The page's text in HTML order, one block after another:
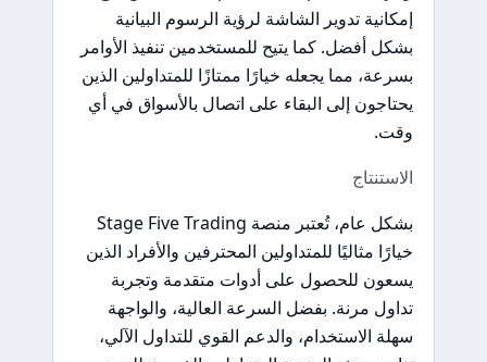
إمكانية تدوير الشاشة لرؤية الرسوم البيانية
بشكل أفضل. كما يتيح للمستخدمين تنفيذ الأوامر
بسرعة، مما يجعله خيارًا ممتازًا للمتداولين الذين
يحتاجون إلى البقاء على اتصال بالأسواق في أي
وقت.
الاستنتاج
بشكل عام، تُعتبر منصة Stage Five Trading
خيارًا مثاليًا للمتداولين المحترفين والأفراد الذين
يسعون للحصول على أدوات متقدمة وتجربة
تداول مرنة. بفضل السرعة العالية، والواجهة
سهلة الاستخدام، والدعم القوي للتداول الآلي،